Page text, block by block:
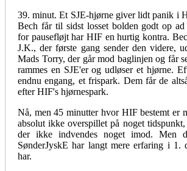
39. minut. Et SJE-hjørne giver lidt panik i
Bech får til sidst losset bolden godt op
for pausefløjt har HIF en hurtig kontra.
J.K., der første gang sender den videre,
Mads Torry, der går mod baglinjen og får
rammes en SJE'er og udløser et hjørne.
endnu engang, et frispark. Dem får de
efter HIF's hjørnespark.
Nå, men 45 minutter hvor HIF bestemt er
absolut ikke overspillet på noget
der ikke indvendes noget imod. Men
SønderJyskE har langt mere erfaring i
har.